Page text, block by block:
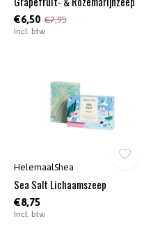
€6,50 €7,95
Incl. btw
HelemaalShea
Sea Salt Lichaamszeep
€8,75
Incl. btw